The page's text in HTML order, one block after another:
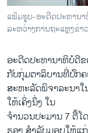
ວີດີໂອ
ສຽງ
ລາຍງານ
ຕິດຕາມພວກເຮົາ ທີ່
ພາສາຕ່າງໆ
ແຟ້ມຮູບ-ອະດີດປະທານ
ລະຫວ່າງການຖະແຫຼງຂ່
ອະດີດປະທານາທິບໍດີ
ກັບກຸ່ມຕາລິບານທີ່ປົກ
ສະຫະລັດພິຈາລະນາ
ໃຫ້ເຄິ່ງນຶ່ງ ໃນ
ຈໍານວນປະມານ 7 ຕື້ໂ